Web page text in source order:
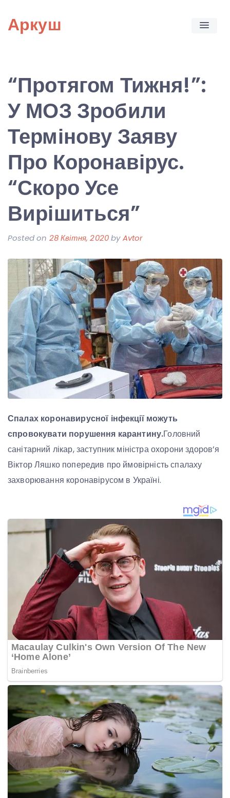
content
Аркуш
“Протягом Тижня!”:
У МОЗ Зробили
Термінову Заяву
Про Коронавірус.
“Скоро Усе
Вирішиться”
Posted on 28 Квітня, 2020byAvtor
Спалах коронавирусної інфекції можуть
спровокувати порушення карантину.Головний
санітарний лікар, заступник міністра охорони здоров’я
Віктор Ляшко попередив про ймовірність спалаху
захворювання коронавірусом в Україні.